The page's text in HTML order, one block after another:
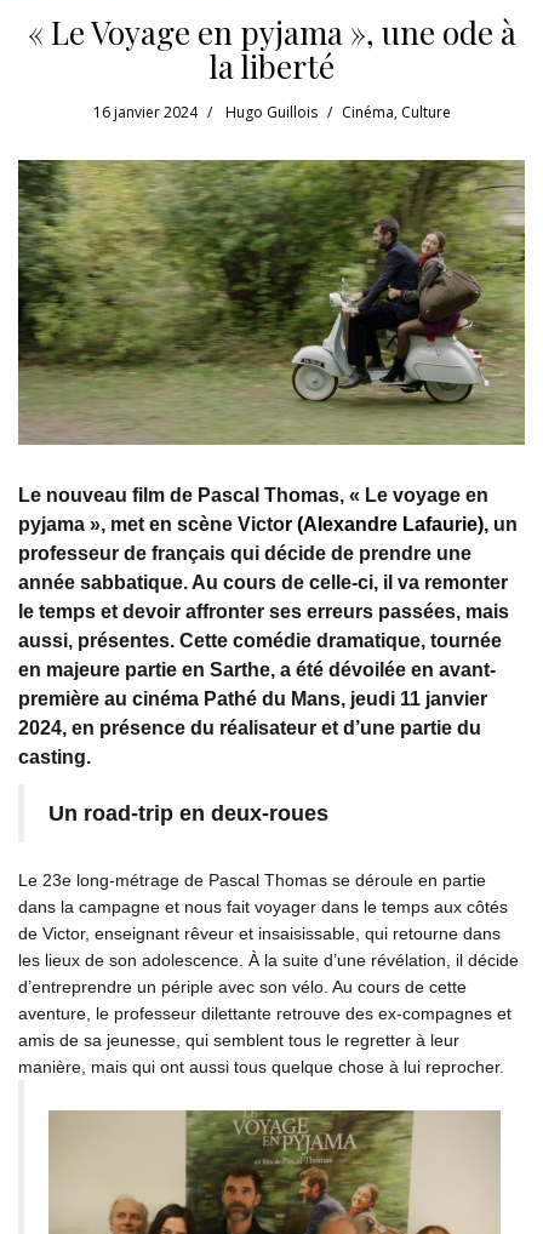
« Le Voyage en pyjama », une ode à
la liberté
16 janvier 2024 Hugo Guillois Cinéma, Culture
Le nouveau film de Pascal Thomas, « Le voyage en
pyjama », met en scène Victor (Alexandre Lafaurie), un
professeur de français qui décide de prendre une
année sabbatique. Au cours de celle-ci, il va remonter
le temps et devoir affronter ses erreurs passées, mais
aussi, présentes. Cette comédie dramatique, tournée
en majeure partie en Sarthe, a été dévoilée en avant-
première au cinéma Pathé du Mans, jeudi 11 janvier
2024, en présence du réalisateur et d’une partie du
casting.
Un road-trip en deux-roues
Le 23e long-métrage de Pascal Thomas se déroule en partie
dans la campagne et nous fait voyager dans le temps aux côtés
de Victor, enseignant rêveur et insaisissable, qui retourne dans
les lieux de son adolescence. À la suite d’une révélation, il décide
d’entreprendre un périple avec son vélo. Au cours de cette
aventure, le professeur dilettante retrouve des ex-compagnes et
amis de sa jeunesse, qui semblent tous le regretter à leur
manière, mais qui ont aussi tous quelque chose à lui reprocher.